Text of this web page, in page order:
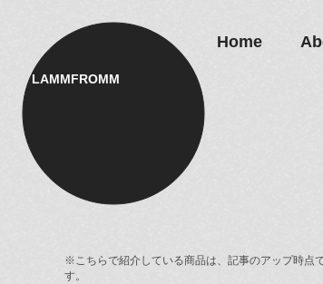
LAMMFROMM​
Home
※こちらで紹介している商品は、記事のアップ時点
す。